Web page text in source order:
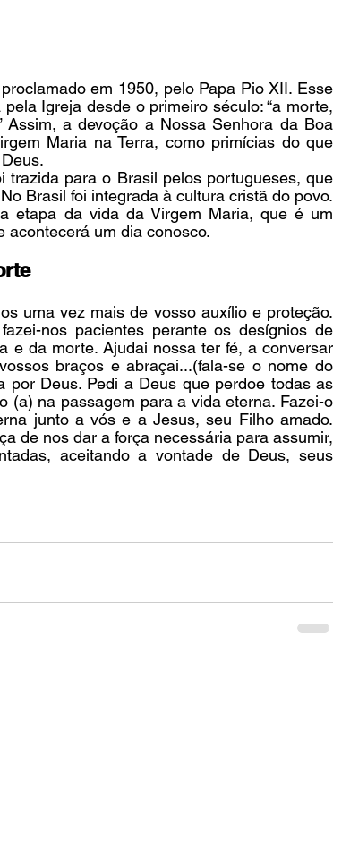
em 1950, pelo Papa Pio XII. Esse
Igreja desde o primeiro século: “a morte,
Assim, a devoção a Nossa Senhora da Boa
Maria na Terra, como primícias do que
para o Brasil pelos portugueses, que
Brasil foi integrada à cultura cristã do povo.
etapa da vida da Virgem Maria, que é um
acontecerá um dia conosco.
uma vez mais de vosso auxílio e proteção.
nos pacientes perante os desígnios de
e da morte. Ajudai nossa ter fé, a conversar
braços e abraçai...(fala-se o nome do
por Deus. Pedi a Deus que perdoe todas as
(a) na passagem para a vida eterna. Fazei-o
junto a vós e a Jesus, seu Filho amado.
de nos dar a força necessária para assumir,
aceitando a vontade de Deus, seus